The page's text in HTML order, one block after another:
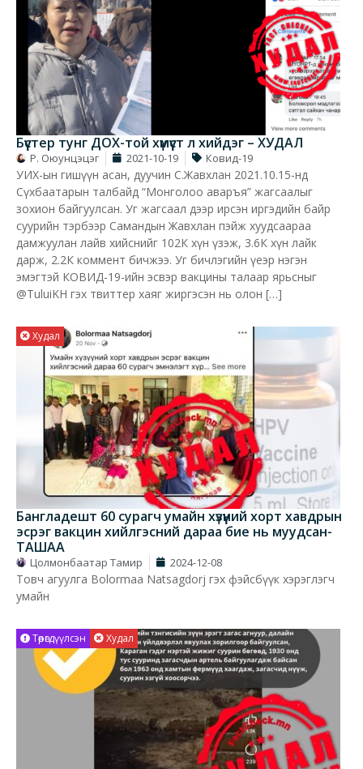
Бүүстер тунг ДОХ-той хүмүүст л хийдэг – ХУДАЛ
Р. Оюунцэцэг 2021-10-19 Ковид-19
УИХ-ын гишүүн асан, дуучин С.Жавхлан 2021.10.15-нд
Сүхбаатарын талбайд “Монголоо аваръя” жагсаалыг
зохион байгуулсан. Уг жагсаал дээр ирсэн иргэдийн байр
суурийн тэрбээр Самандын Жавхлан пэйж хуудсаараа
дамжуулан лайв хийснийг 102К хүн үзэж, 3.6К хүн лайк
дарж, 2.2К коммент бичжээ. Уг бичлэгийн үеэр нэгэн
эмэгтэй КОВИД-19-ийн эсвэр вакцины талаар ярьсныг
@TuluiKH гэх твиттер хаяг жиргэсэн нь олон […]
Худал
Бангладешт 60 сурагч умайн хүзүүний хорт хавдрын
эсрэг вакцин хийлгэсний дараа бие нь муудсан-
ТАШАА
Цолмонбаатар Тамир 2024-12-08
Товч агуулга Bolormaa Natsagdorj гэх фэйсбүүк хэрэглэгч
умайн
Төөрөгдүүлсэн Худал